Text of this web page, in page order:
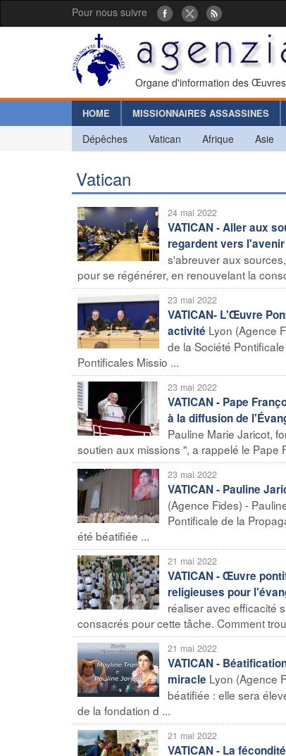
Pour nous suivre
Organe d'information des
HOME MISSIONNAIRES ASSASSINES
Dépêches Vatican Afrique Asie
Vatican
24 mai 2022
VATICAN - Aller aux
regardent vers l'avenir
s'abreuver aux
pour se régénérer, en renouvelant la
23 mai 2022
VATICAN- L'Œuvre
activité Lyon (Agence
de la Société
Pontificales Missio ...
23 mai 2022
VATICAN - Pape
à la diffusion de
Pauline Marie Jaricot,
soutien aux missions ", a rappelé le Pape
23 mai 2022
VATICAN - Pauline
(Agence Fides) -
Pontificale de la
été béatifiée ...
21 mai 2022
VATICAN - Œuvre
religieuses pour
réaliser avec efficacité
consacrés pour cette tâche. Comment
21 mai 2022
VATICAN -
miracle Lyon (Agence
béatifiée : elle sera
de la fondation d ...
21 mai 2022
VATICAN - La